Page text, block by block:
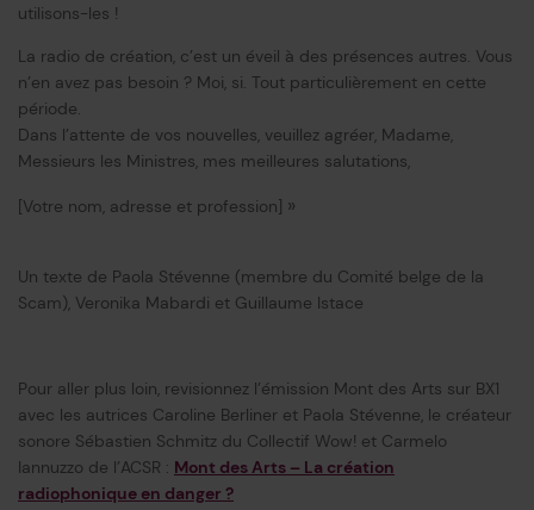
utilisons-les !
La radio de création, c’est un éveil à des présences autres. Vous
n’en avez pas besoin ? Moi, si. Tout particulièrement en cette
période.
Dans l’attente de vos nouvelles, veuillez agréer, Madame,
Messieurs les Ministres, mes meilleures salutations,
[Votre nom, adresse et profession] »
Un texte de Paola Stévenne (membre du Comité belge de la
Scam), Veronika Mabardi et Guillaume Istace
Pour aller plus loin, revisionnez l’émission Mont des Arts sur BX1
avec les autrices Caroline Berliner et Paola Stévenne, le créateur
sonore Sébastien Schmitz du Collectif Wow! et Carmelo
Iannuzzo de l’ACSR : Mont des Arts – La création
radiophonique en danger ?